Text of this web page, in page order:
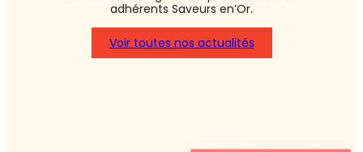
adhérents Saveurs en’Or.
Voir toutes nos actualités